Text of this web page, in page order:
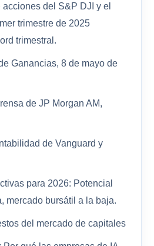
acciones del S&P DJI y el
trimestre de 2025
trimestral.
Ganancias, 8 de mayo de
de JP Morgan AM,
de Vanguard y
para 2026: Potencial
mercado bursátil a la baja.
del mercado de capitales